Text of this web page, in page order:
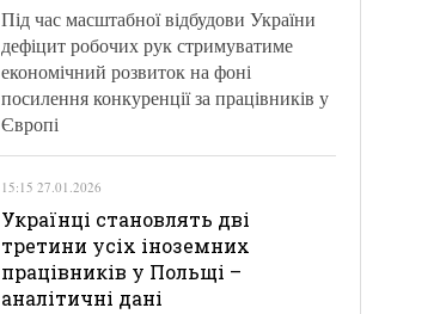
Під час масштабної відбудови України
дефіцит робочих рук стримуватиме
економічний розвиток на фоні
посилення конкуренції за працівників у
Європі
15:15 27.01.2026
Українці становлять дві
третини усіх іноземних
працівників у Польщі –
аналітичні дані